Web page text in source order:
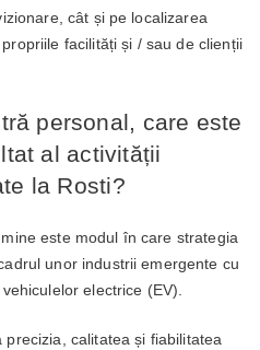
cât și pe localizarea
facilități și / sau de clienții
personal, care este
al activității
la Rosti?
este modul în care strategia
unor industrii emergente cu
electrice (EV).
calitatea și fiabilitatea